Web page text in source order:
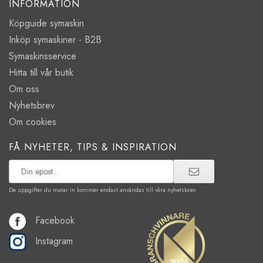
INFORMATION
Köpguide symaskin
Inköp symaskiner - B2B
Symaskinsservice
Hitta till vår butik
Om oss
Nyhetsbrev
Om cookies
FÅ NYHETER, TIPS & INSPIRATION
De uppgifter du matar in kommer endast användas till våra nyhetsbrev.
Facebook
Instagram